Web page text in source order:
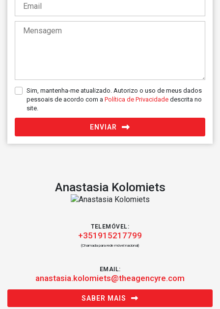
Sim, mantenha-me atualizado. Autorizo o uso de meus dados
pessoais de acordo com a Política de Privacidade descrita no
site.
ENVIAR
Anastasia Kolomiets
TELEMÓVEL:
+351915217799
(Chamada para rede móvel nacional)
EMAIL:
anastasia.kolomiets@theagencyre.com
SABER MAIS